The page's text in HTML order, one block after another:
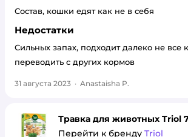
Состав, кошки едят как не в себя
Недостатки
Сильных запах, подходит далеко не все
переводить с других кормов
31 августа 2023 · Anastaisha P.
Травка для животных Triol
Перейти к бренду Triol